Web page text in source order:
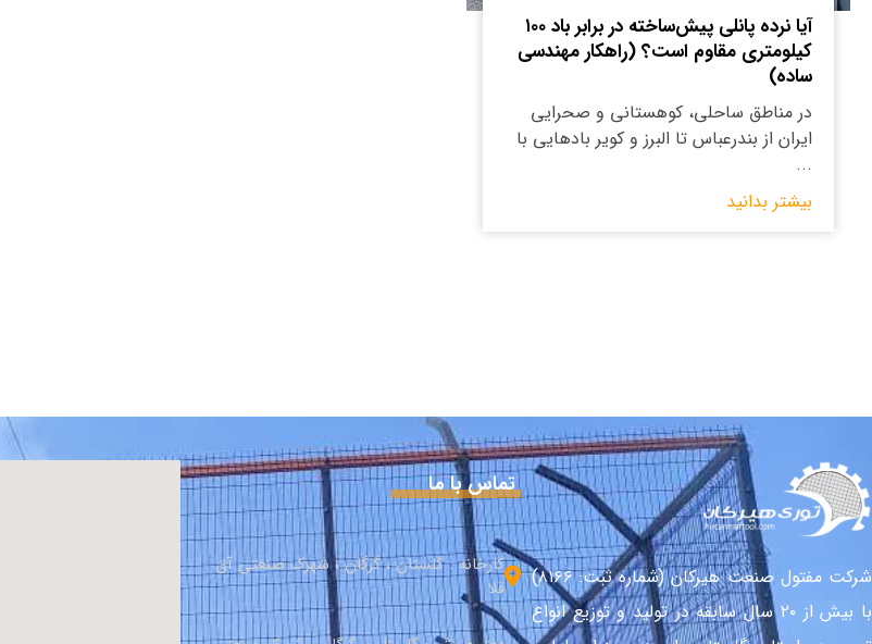
آیا نرده پانلی پیش‌ساخته در برابر باد ۱۰۰
کیلومتری مقاوم است؟ (راهکار مهندسی
ساده)
در مناطق ساحلی، کوهستانی و صحرایی
ایران از بندرعباس تا البرز و کویر بادهایی با
...
بیشتر بدانید
شرکت مفتول صنعت هیرکان (شماره ثبت: ۸۱۶۶)
با بیش از ۲۰ سال سابقه در تولید و توزیع انواع
تماس با ما
کارخانه : گلستان ، گرگان ، شهرک صنعتی آق
قلا